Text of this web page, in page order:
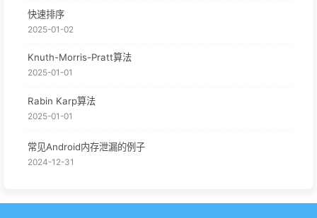
快速排序
2025-01-02
Knuth-Morris-Pratt算法
2025-01-01
Rabin Karp算法
2025-01-01
常见Android内存泄漏的例子
2024-12-31